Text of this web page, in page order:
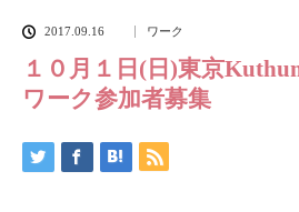
2017.09.16 ワーク
１０月１日(日)東京
ワーク参加者募集